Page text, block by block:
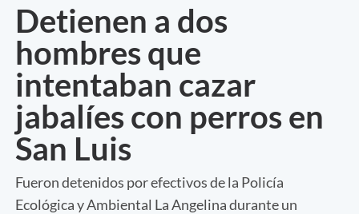
Detienen a dos
hombres que
intentaban cazar
jabalíes con perros en
San Luis
Fueron detenidos por efectivos de la Policía
Ecológica y Ambiental La Angelina durante un